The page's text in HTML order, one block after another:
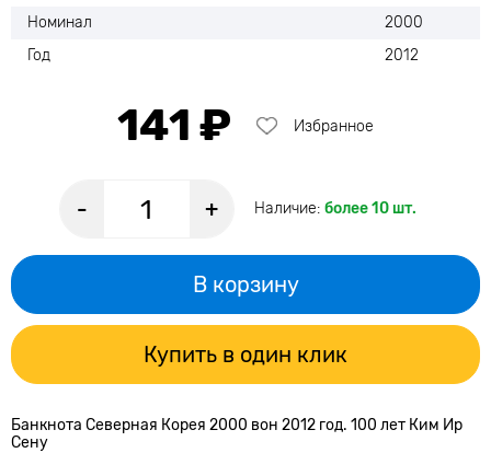
Номинал
2000
Год
2012
141 ₽ Избранное
- + Наличие: более 10 шт.
В корзину
Купить в один клик
Банкнота Северная Корея 2000 вон 2012 год. 100 лет Ким Ир
Сену